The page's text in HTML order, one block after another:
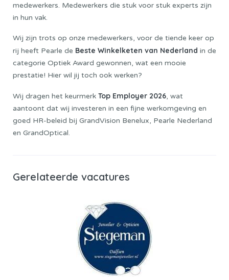
medewerkers. Medewerkers die stuk voor stuk experts zijn
in hun vak.
Wij zijn trots op onze medewerkers, voor de tiende keer op
rij heeft Pearle de Beste Winkelketen van Nederland in de
categorie Optiek Award gewonnen, wat een mooie
prestatie! Hier wil jij toch ook werken?
Wij dragen het keurmerk Top Employer 2026, wat
aantoont dat wij investeren in een fijne werkomgeving en
goed HR-beleid bij GrandVision Benelux, Pearle Nederland
en GrandOptical.
Gerelateerde vacatures